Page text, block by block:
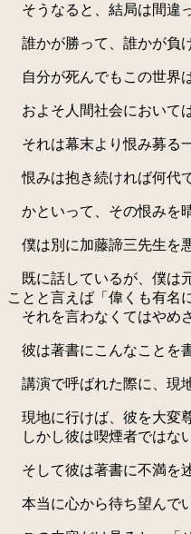
そうなると、結局は間違
誰かが勝って、誰かが負
自分が死んでもこの世界
およそ人間社会において
それは幕末より恨み募る
恨みは抱き続ければ何代
かといって、その恨みを
僕は別に加藤諦三先生を
既に話しているが、僕は
ことと言えば「偉くも有名
それを言わなくてはやめ
彼は著書にこんなことを
講演で呼ばれた際に、現
現地に行けば、彼を大変
しかし彼は喫煙者ではな
そして彼は著書に不満を
本当に心から待ち望んで